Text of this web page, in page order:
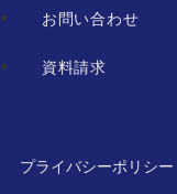
お問い合わせ
資料請求
プライバシーポリシー